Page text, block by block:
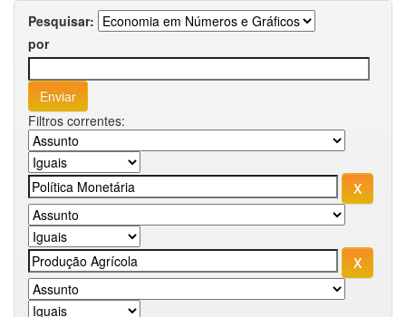
Pesquisar:
por
Filtros correntes: